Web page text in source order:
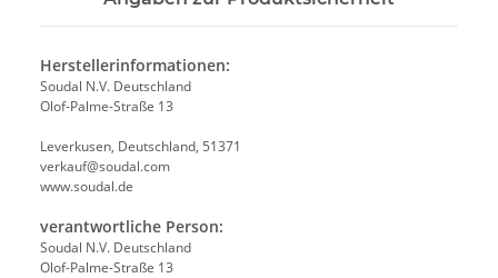
Herstellerinformationen:
Soudal N.V. Deutschland
Olof-Palme-Straße 13
Leverkusen, Deutschland, 51371
verkauf@soudal.com
www.soudal.de
verantwortliche Person:
Soudal N.V. Deutschland
Olof-Palme-Straße 13